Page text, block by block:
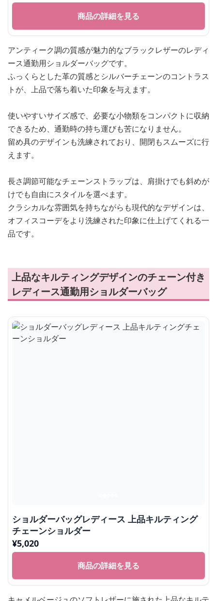
商品の詳細を見る
アンティーク調の質感が魅力的なブラックレザーのレディ
ース通勤用ショルダーバッグです。
ふっくらとした革の質感とシルバーチェーンのコントラス
トが、上品で落ち着いた印象を与えます。
使いやすいサイズ感で、必要な小物類をコンパクトに収納
できるため、通勤時の持ち運びも苦になりません。
留め具のデザインも洗練されており、開閉もスムーズに行
えます。
長さ調節可能なチェーンストラップは、肩掛けでも斜めが
けでも自由にスタイルを選べます。
クラシカルな雰囲気を持ちながらも現代的なデザインは、
オフィスコーデをより洗練された印象に仕上げてくれる一
品です。
上品なキルティングデザインのチェーン付き
レディース通勤用ショルダーバッグ
ショルダーバッグレディース 上品キルティング
チェーンショルダー
¥5,020
商品の詳細を見る